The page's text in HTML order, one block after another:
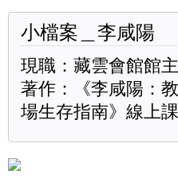
小檔案＿李咸陽
現職：藏雲會館館主
著作：《李咸陽：
場生存指南》線上